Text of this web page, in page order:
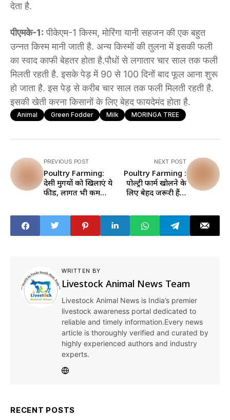
देता है.
पीएमके-1: पीकेएम-1 किस्म, मोरिंगा यानी सहजन की एक बहुत
उन्नत किस्म मानी जाती है. अन्य किस्मों की तुलना में इसकी फली
का स्वाद काफी बेहतर होता है.पौधों से लगातार चार साल तक फली
मिलती रहती है. इसके पेड़ में 90 से 100 दिनों बाद फूल आना शुरू
हो जाता है. इस पेड़ से करीब चार साल तक फली मिलती रहती है.
इसकी खेती करना किसानों के लिए बेहद फायदेमंद होता है.
Animal Green Fodder Milk MORINGA TREE
PREVIOUS POST
Poultry Farming:
देसी मुर्गियों को खिलाएं ये
फीड, लागत भी कम
NEXT POST
Poultry Farming :
पोल्ट्री फार्म खाेलने के
लिए बेहद जरूरी हैं ये
WRITTEN BY
Livestock Animal News Team
Livestock Animal News is India’s premier
livestock awareness portal dedicated to
reliable and timely information.Every news
article is thoroughly verified and curated by
highly experienced authors and industry
experts.
RECENT POSTS